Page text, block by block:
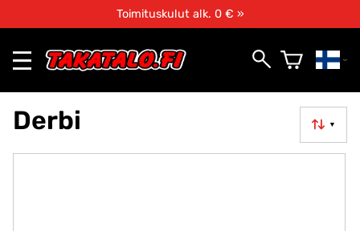
Toimituskulut alk. 0 € »
▼
Derbi